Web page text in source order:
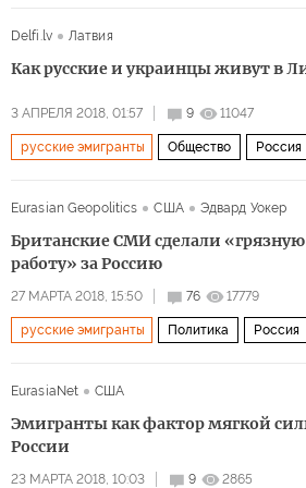
Delfi.lv
Латвия
Как русские и украинцы живут в
3 АПРЕЛЯ 2018, 01:57 9 11047
русские эмигранты Общество Россия
Eurasian Geopolitics США Эдвард Уокер
Британские СМИ сделали «грязную
работу» за Россию
27 МАРТА 2018, 15:50 76 17779
русские эмигранты Политика Россия
Скандал вокруг покушения на Скрипаля и
EurasiaNet США
Эмигранты как фактор мягкой
России
23 МАРТА 2018, 10:03 9 2865